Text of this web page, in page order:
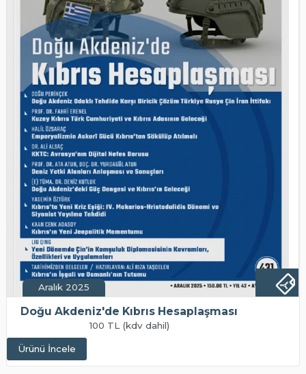
Aralık 2025
Doğu Akdeniz'de Kıbrıs Hesaplaşması
100 TL (kdv dahil)
Ürünü İncele